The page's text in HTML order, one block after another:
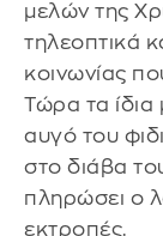
μελών της
τηλεοπτικά
κοινωνίας
Τώρα τα ίδια
αυγό του
στο διάβα
πληρώσει ο
εκτροπές.